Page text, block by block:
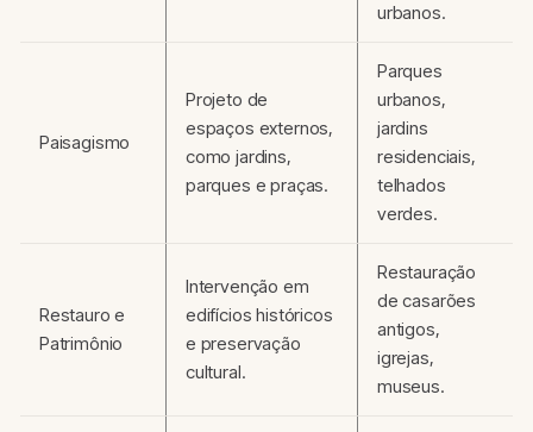
urbanos.
Paisagismo
Projeto de
espaços externos,
como jardins,
parques e praças.
Parques
urbanos,
jardins
residenciais,
telhados
verdes.
Restauro e
Patrimônio
Intervenção em
edifícios históricos
e preservação
cultural.
Restauração
de casarões
antigos,
igrejas,
museus.